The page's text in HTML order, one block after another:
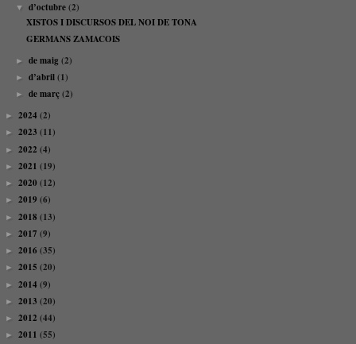
▼d’octubre(2)
XISTOS I DISCURSOS DEL NOI DE TONA
GERMANS ZAMACOIS
►de maig(2)
►d’abril(1)
►de març(2)
► 2024 (2)
► 2023 (11)
► 2022 (4)
► 2021 (19)
► 2020 (12)
► 2019 (6)
► 2018 (13)
► 2017 (9)
► 2016 (35)
► 2015 (20)
► 2014 (9)
► 2013 (20)
► 2012 (44)
► 2011 (55)